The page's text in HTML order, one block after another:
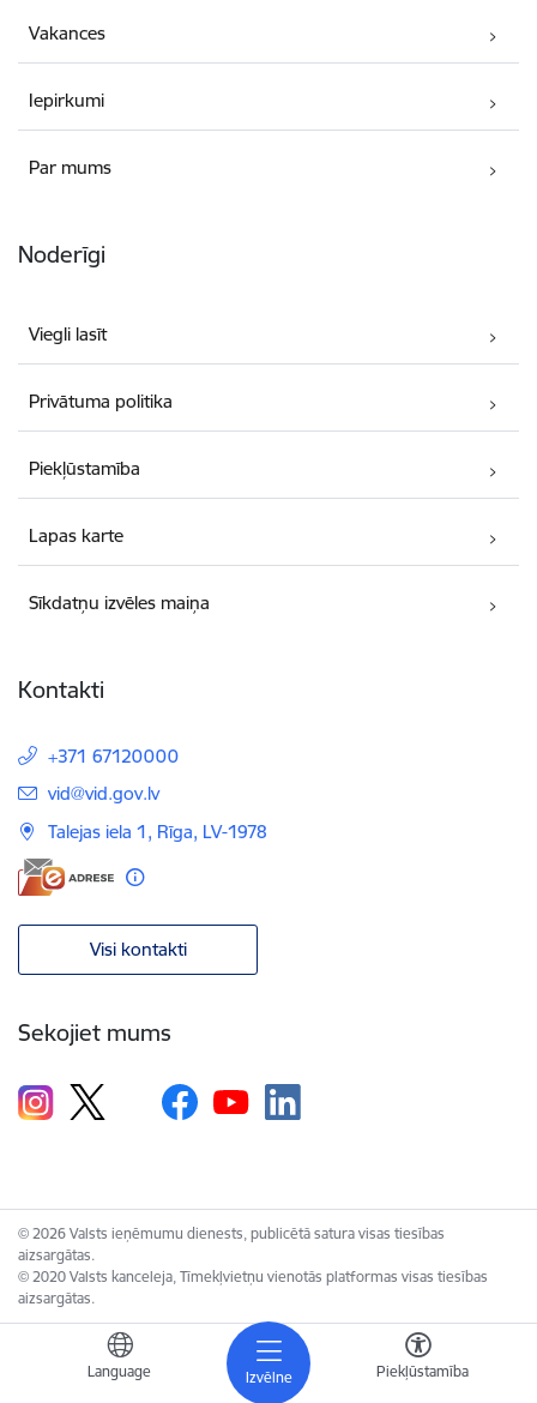
Izvēlne
Language Piekļūstamība
Vakances
Iepirkumi
Par mums
Noderīgi
Viegli lasīt
Privātuma politika
Piekļūstamība
Lapas karte
Sīkdatņu izvēles maiņa
Kontakti
+371 67120000
E-pasts:
vid@vid.gov.lv
Talejas iela 1, Rīga, LV-1978
Visi kontakti
Sekojiet mums
© 2026 Valsts ieņēmumu dienests, publicētā satura visas tiesības
aizsargātas.
© 2020 Valsts kanceleja, Tīmekļvietņu vienotās platformas visas tiesības
aizsargātas.